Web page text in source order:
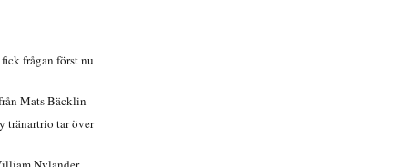
frågan först nu
Mats Bäcklin
tränartrio tar över